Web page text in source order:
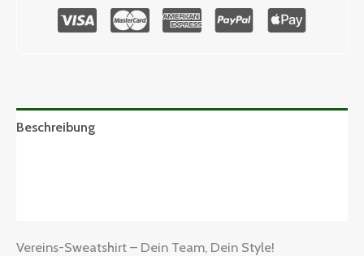
Beschreibung
Vereins-Sweatshirt – Dein Team, Dein Style!